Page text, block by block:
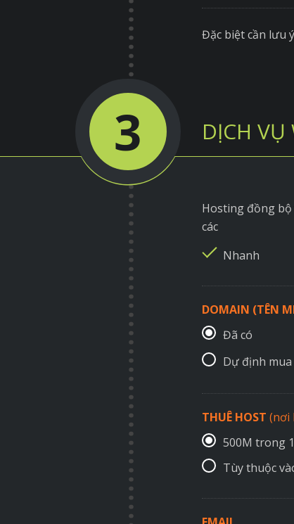
Đặc biệt cần lưu
3 DỊCH
Hosting đồng bộ
các
Nhanh
DOMAIN (TÊN
Đã có
Dự định
THUÊ HOST (nơi
500M trong
Tùy thuộc